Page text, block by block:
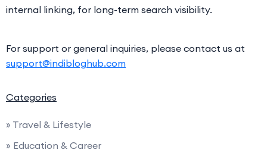
internal linking, for long-term search visibility.
For support or general inquiries, please contact us at
support@indibloghub.com
Categories
» Travel & Lifestyle
» Education & Career